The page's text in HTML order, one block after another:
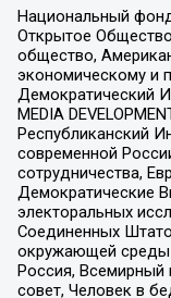
Национальный
Открытое
общество,
экономическому и
Демократический
MEDIA
Республиканский
современной
сотрудничества,
Демократические
электоральных
Соединенных
окружающей среды
Россия, Всемирный
совет, Человек в